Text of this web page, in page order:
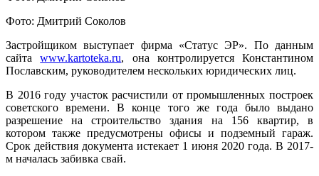
Фото: Дмитрий Соколов
Застройщиком выступает фирма «Статус ЭР». По данным
сайтаwww.kartoteka.ru, она контролируется Константином
Пославским, руководителем нескольких юридических лиц.
В 2016 году участок расчистили от промышленных построек
советского времени. В конце того же года было выдано
разрешение на строительство здания на 156 квартир, в
котором также предусмотрены офисы и подземный гараж.
Срок действия документа истекает 1 июня 2020 года. В 2017-
м началась забивка свай.